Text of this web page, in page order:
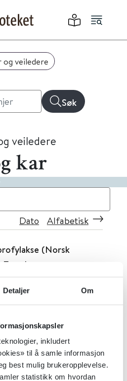
Detaljer Om
inkludert
til å samle informasjon
best mulig brukeropplevelse.
statistikk om hvordan
og veiledere
Søk
veiledere
kar
Dato Alfabetisk
(Norsk
og
legeforening